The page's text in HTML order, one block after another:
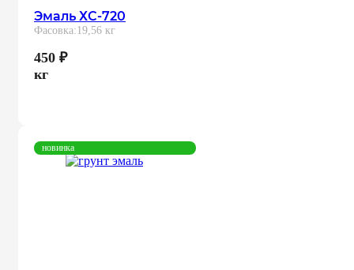
Эмаль ХС-720
Фасовка:19,56 кг
450 ₽
кг
новинка